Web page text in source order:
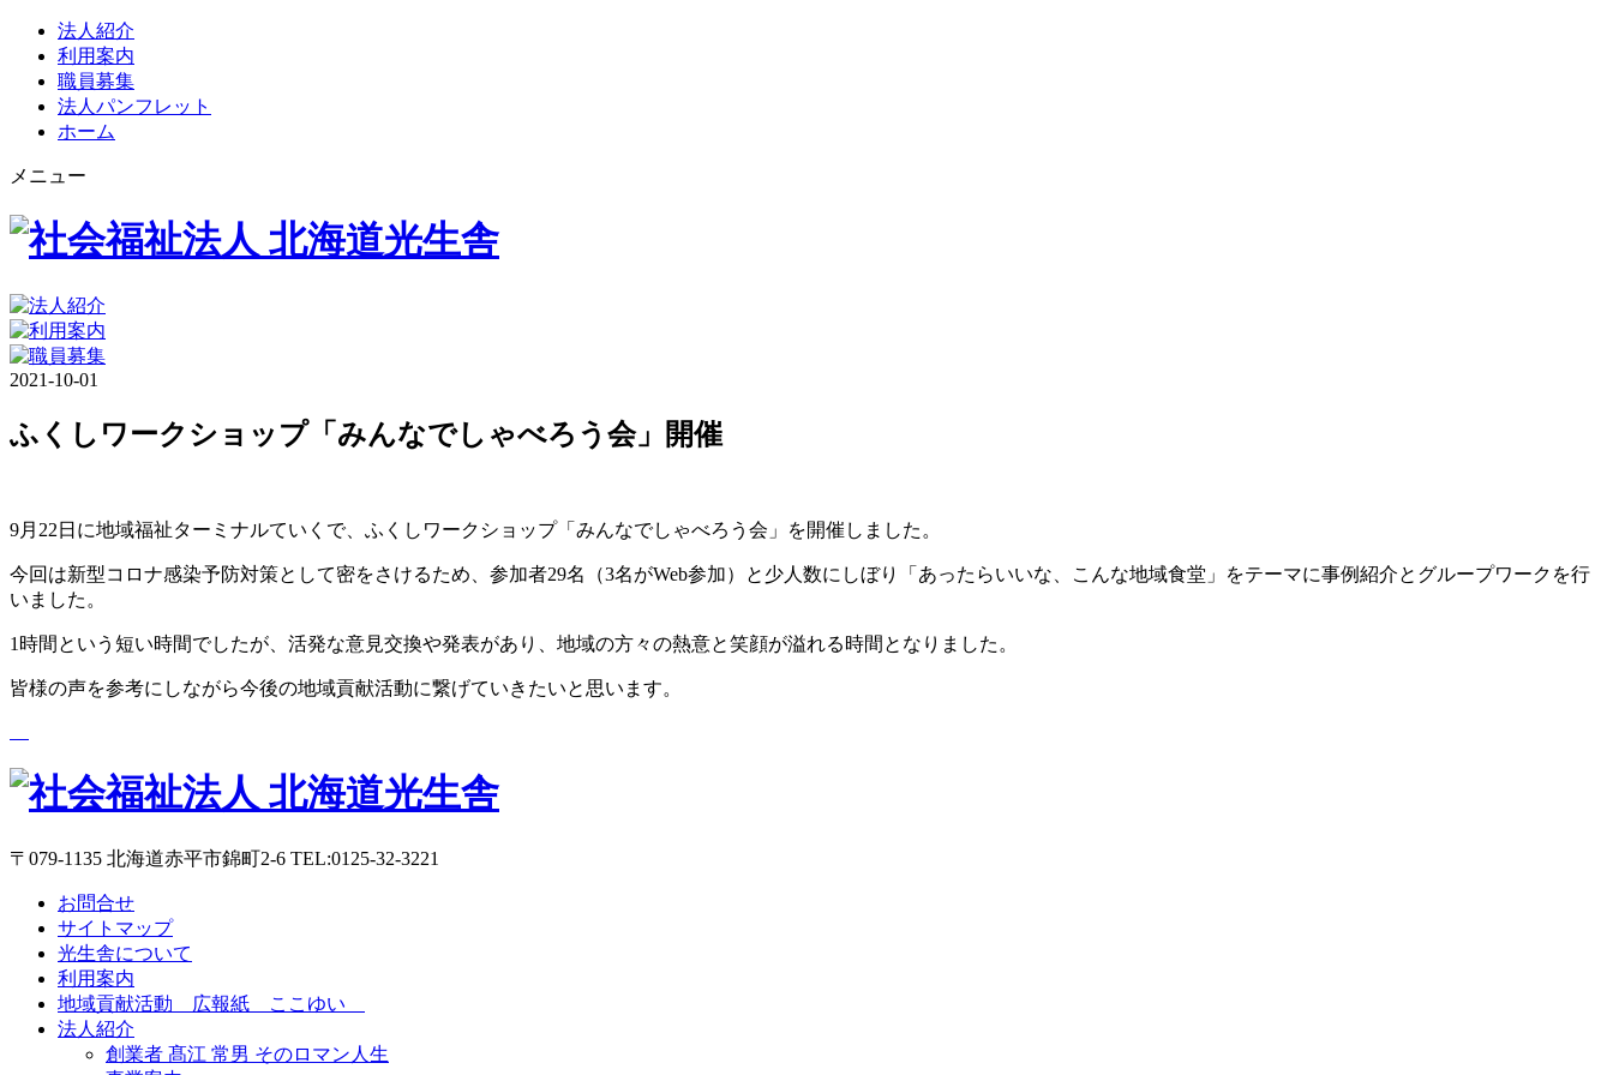
法人紹介
利用案内
職員募集
法人パンフレット
ホーム
メニュー
2021-10-01
ふくしワークショップ「みんなでしゃべろう会」開催
9月22日に地域福祉ターミナルていくで、ふくしワークショップ「みんなでしゃべろう会」を開催しました。
今回は新型コロナ感染予防対策として密をさけるため、参加者29名（3名がWeb参加）と少人数にしぼり「あったらいいな、こんな地域食堂」をテーマに事例紹介とグループワークを行
いました。
1時間という短い時間でしたが、活発な意見交換や発表があり、地域の方々の熱意と笑顔が溢れる時間となりました。
皆様の声を参考にしながら今後の地域貢献活動に繋げていきたいと思います。
〒079-1135 北海道赤平市錦町2-6 TEL:0125-32-3221
お問合せ
サイトマップ
光生舎について
利用案内
地域貢献活動 広報紙 ここゆい
法人紹介
創業者 髙江 常男 そのロマン人生